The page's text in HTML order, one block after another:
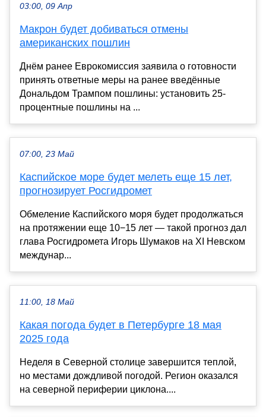
03:00, 09 Апр
Макрон будет добиваться отмены
американских пошлин
Днём ранее Еврокомиссия заявила о готовности
принять ответные меры на ранее введённые
Дональдом Трампом пошлины: установить 25-
процентные пошлины на ...
07:00, 23 Май
Каспийское море будет мелеть еще 15 лет,
прогнозирует Росгидромет
Обмеление Каспийского моря будет продолжаться
на протяжении еще 10−15 лет — такой прогноз дал
глава Росгидромета Игорь Шумаков на XI Невском
междунар...
11:00, 18 Май
Какая погода будет в Петербурге 18 мая
2025 года
Неделя в Северной столице завершится теплой,
но местами дождливой погодой. Регион оказался
на северной периферии циклона....